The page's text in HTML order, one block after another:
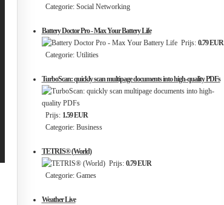
Categorie: Social Networking
Battery Doctor Pro - Max Your Battery Life
Prijs: 0.79 EUR
Categorie: Utilities
TurboScan: quickly scan multipage documents into high-quality PDFs
Prijs: 1.59 EUR
Categorie: Business
TETRIS® (World)
Prijs: 0.79 EUR
Categorie: Games
Weather Live